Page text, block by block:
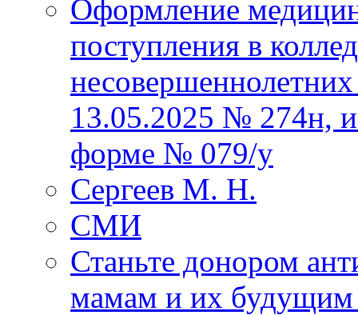
Оформление
поступления в
13.05.2025 № 274н,
форме № 079/у
Сергеев М. Н.
СМИ
Станьте донором
мамам и их